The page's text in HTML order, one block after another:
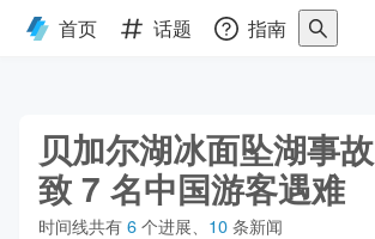
首页 话题 指南
贝加尔湖冰面坠湖事故
致 7 名中国游客遇难
时间线共有6个进展 10条新闻